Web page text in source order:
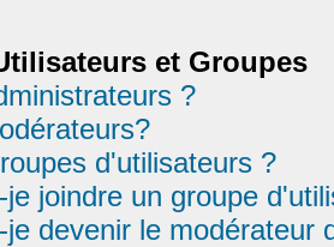
et Groupes
?
d'utilisateurs ?
joindre un groupe
devenir le modérateur